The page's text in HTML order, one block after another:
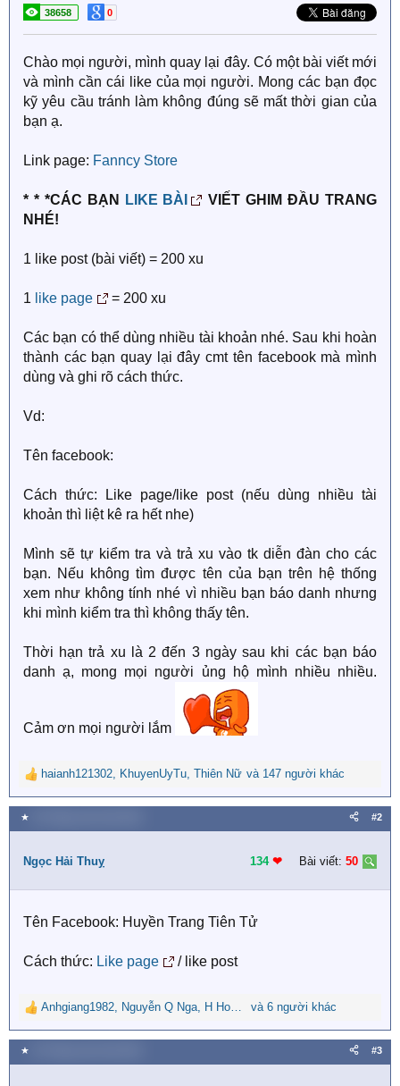
38658 0
Chào mọi người, mình quay lại đây. Có một bài viết mới
và mình cần cái like của mọi người. Mong các bạn đọc
kỹ yêu cầu tránh làm không đúng sẽ mất thời gian của
bạn ạ.
Link page: Fanncy Store
* * *CÁC BẠN LIKE BÀI
VIẾT GHIM ĐẦU TRANG
NHÉ!
1 like post (bài viết) = 200 xu
1 like page = 200 xu
Các bạn có thể dùng nhiều tài khoản nhé. Sau khi hoàn
thành các bạn quay lại đây cmt tên facebook mà mình
dùng và ghi rõ cách thức.
Vd:
Tên facebook:
Cách thức: Like page/like post (nếu dùng nhiều tài
khoản thì liệt kê ra hết nhe)
Mình sẽ tự kiểm tra và trả xu vào tk diễn đàn cho các
bạn. Nếu không tìm được tên của bạn trên hệ thống
xem như không tính nhé vì nhiều bạn báo danh nhưng
khi mình kiểm tra thì không thấy tên.
Thời hạn trả xu là 2 đến 3 ngày sau khi các bạn báo
danh ạ, mong mọi người ủng hộ mình nhiều nhiều.
Cảm ơn mọi người lắm
R
e
a
c
i
n
haianh121302, KhuyenUyTu, Thiên Nữ và 147 người khác
★ #2
Ngọc Hải Thuỵ 134 ❤︎ Bài viết: 50
Tên Facebook: Huyền Trang Tiên Tử
Cách thức: Like page / like post
R
e
a
c
Anhgiang1982, Nguyễn Q Nga, H Hoar Byă và 6 người khác
★ #3